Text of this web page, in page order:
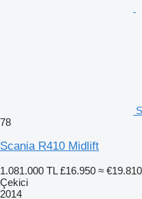
78
Scania R410 Midlift
1.081.000 TL £16.950 ≈ €19.810
Çekici
2014